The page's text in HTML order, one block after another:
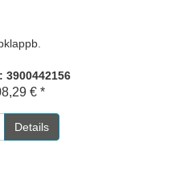
3900442156
€ *
Details